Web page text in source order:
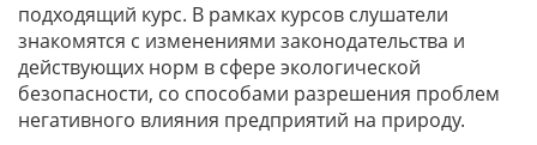
подходящий курс. В рамках курсов слушатели
знакомятся с изменениями законодательства и
действующих норм в сфере экологической
безопасности, со способами разрешения проблем
негативного влияния предприятий на природу.